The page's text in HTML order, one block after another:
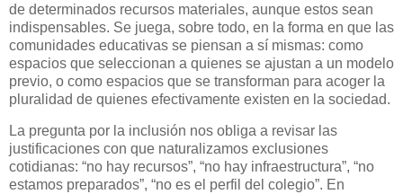
de determinados recursos materiales, aunque estos sean
indispensables. Se juega, sobre todo, en la forma en que las
comunidades educativas se piensan a sí mismas: como
espacios que seleccionan a quienes se ajustan a un modelo
previo, o como espacios que se transforman para acoger la
pluralidad de quienes efectivamente existen en la sociedad.
La pregunta por la inclusión nos obliga a revisar las
justificaciones con que naturalizamos exclusiones
cotidianas: “no hay recursos”, “no hay infraestructura”, “no
estamos preparados”, “no es el perfil del colegio”. En